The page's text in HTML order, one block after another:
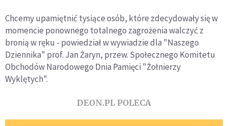
Chcemy upamiętnić tysiące osób, które zdecydowały się w
momencie ponownego totalnego zagrożenia walczyć z
bronią w ręku - powiedział w wywiadzie dla "Naszego
Dziennika" prof. Jan Żaryn, przew. Społecznego Komitetu
Obchodów Narodowego Dnia Pamięci "Żołnierzy
Wyklętych".
DEON.PL POLECA